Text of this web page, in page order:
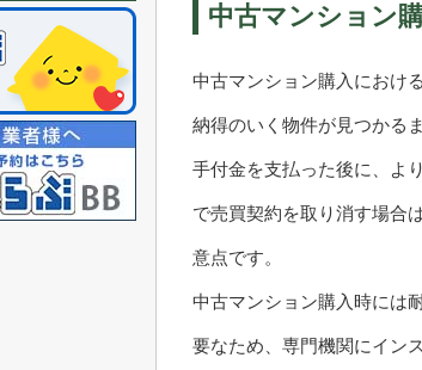
中古マンション
中古マンション購入におけ
納得のいく物件が見つかる
手付金を支払った後に、よ
で売買契約を取り消す場合
意点です。
中古マンション購入時には
要なため、専門機関にイン